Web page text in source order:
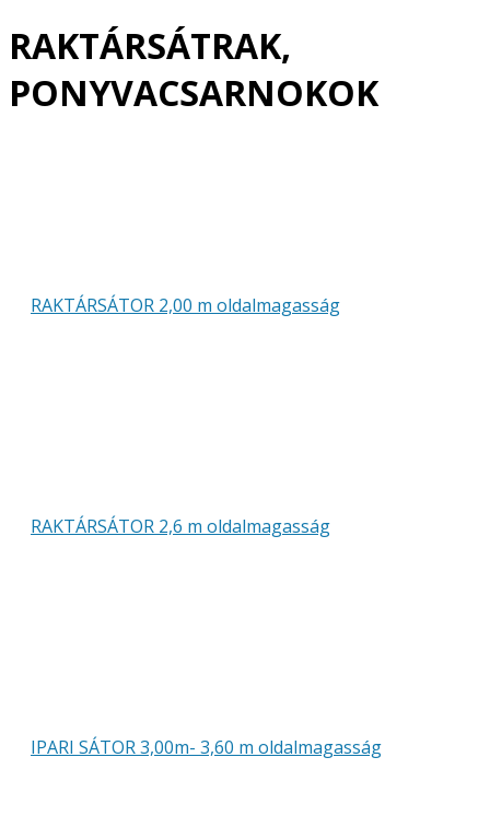
RAKTÁRSÁTRAK,
PONYVACSARNOKOK
RAKTÁRSÁTOR 2,00 m oldalmagasság
RAKTÁRSÁTOR 2,6 m oldalmagasság
IPARI SÁTOR 3,00m- 3,60 m oldalmagasság